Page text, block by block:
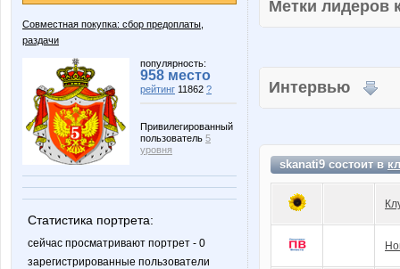
Совместная покупка: сбор предоплаты,
раздачи
популярность:
958 место
рейтинг 11862 ?
Привилегированный
пользователь 5
уровня
Статистика портрета:
сейчас просматривают портрет - 0
зарегистрированные пользователи
Метки
Интервью
skanati9 состоит в